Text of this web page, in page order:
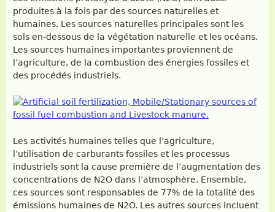
produites à la fois par des sources naturelles et
humaines. Les sources naturelles principales sont les
sols en-dessous de la végétation naturelle et les océans.
Les sources humaines importantes proviennent de
l’agriculture, de la combustion des énergies fossiles et
des procédés industriels.
Les activités humaines telles que l’agriculture,
l’utilisation de carburants fossiles et les processus
industriels sont la cause première de l’augmentation des
concentrations de N2O dans l’atmosphère. Ensemble,
ces sources sont responsables de 77% de la totalité des
émissions humaines de N2O. Les autres sources incluent